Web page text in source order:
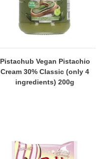
Pistachub Vegan Pistachio
Cream 30% Classic (only 4
ingredients) 200g